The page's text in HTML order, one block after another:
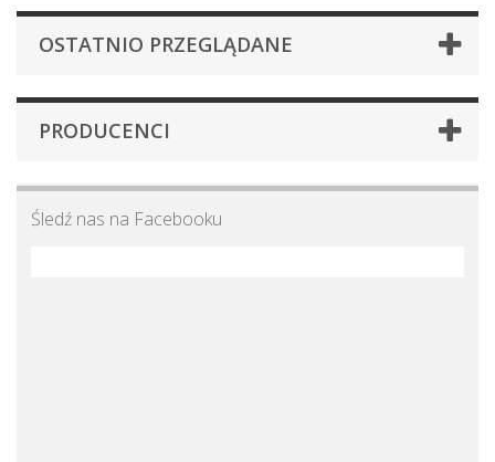
OSTATNIO PRZEGLĄDANE
PRODUCENCI
Śledź nas na Facebooku